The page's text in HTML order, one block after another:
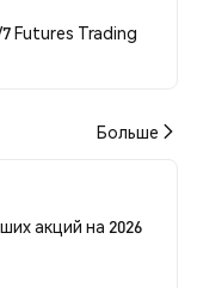
Futures Trading
Больше
акций на 2026